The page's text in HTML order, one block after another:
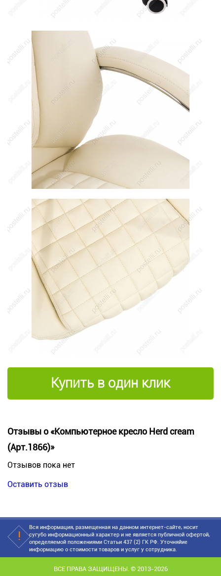
Купить в один клик
Отзывы о «Компьютерное кресло Herd cream
(Арт.1866)»
Отзывов пока нет
Оставить отзыв
Вся информация, размещенная на данном интернет-сайте, носит
сугубо информационный характер и не является публичной офертой,
определяемой положениями Статьи 437 (2) ГК РФ. Уточняйие
информацию о стоимости товаров и услуг у сотрудника.
ВСЕ ПРАВА ЗАЩИЩЕНЫ. © 2013-2026